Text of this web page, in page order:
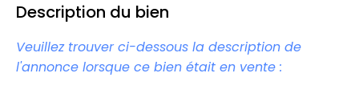
Description du bien
Veuillez trouver ci-dessous la description de
l'annonce lorsque ce bien était en vente :